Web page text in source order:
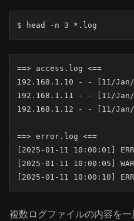
$ head -n 3 *.log
==> access.log <==
192.168.1.10 - - [11/
192.168.1.11 - - [11/
192.168.1.12 - - [11/
==> error.log <==
[2025-01-11 10:00:01]
[2025-01-11 10:00:05]
[2025-01-11 10:00:10]
複数ログファイルの内容を一